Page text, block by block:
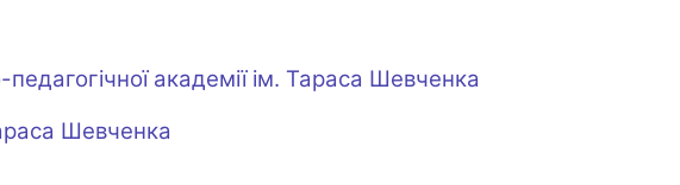
академії ім. Тараса Шевченка
Шевченка